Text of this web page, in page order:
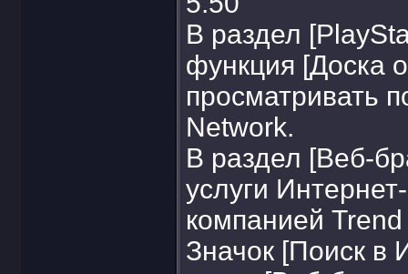
В раздел
функция [Доска
просматривать
Network.
В раздел [Веб-
услуги
компанией
Значок [Поиск в